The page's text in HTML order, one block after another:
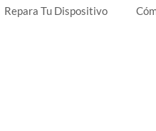
Repara Tu Dispositivo